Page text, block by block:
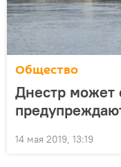
Общество
Днестр может
14 мая 2019, 13:19